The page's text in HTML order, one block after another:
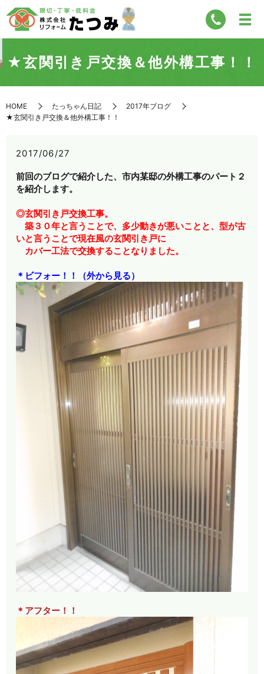
★玄関引き戸交換＆他外構工事！！
HOME たっちゃん日記
2017年ブログ
★玄関引き戸交換＆他外構工事！！
2017/06/27
前回のブログで紹介した、市内某邸の外構工事のパート２
を紹介します。
◎玄関引き戸交換工事。
築３０年と言うことで、多少動きが悪いことと、型が古
いと言うことで現在風の玄関引き戸に
カバー工法で交換することなりました。
＊ビフォー！！（外から見る）
＊アフター！！